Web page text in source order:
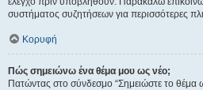
συστήματος συζητήσεων για περισσότερες
Κορυφή
Πώς σημειώνω ένα θέμα μου ως νέο;
Πατώντας στο σύνδεσμο “Σημειώστε το θέμα